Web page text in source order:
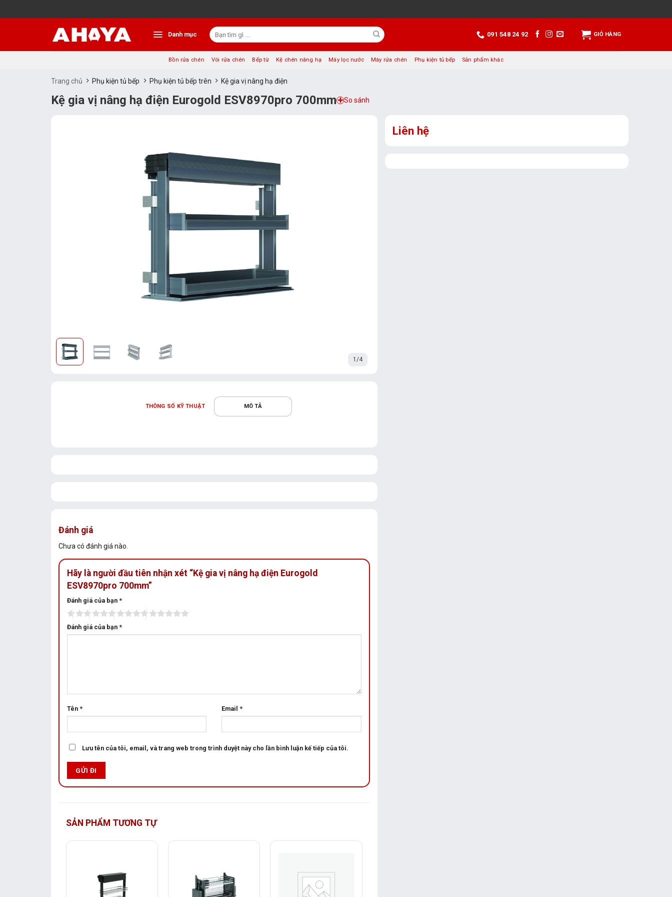
Danh mục
Tìm
kiếm:
091 548 24 92 GIỎ HÀNG
Bồn rửa chén Vòi rửa chén Bếp từ Kệ chén nâng hạ Máy lọc nước Máy rửa chén Phụ kiện tủ bếp Sản phẩm khác
Trang chủ Phụ kiện tủ bếp Phụ kiện tủ bếp trên Kệ gia vị nâng hạ điện
Kệ gia vị nâng hạ điện Eurogold ESV8970pro 700mm So sánh
1/4
THÔNG SỐ KỸ THUẬT MÔ TẢ
Đánh giá
Chưa có đánh giá nào.
Hãy là người đầu tiên nhận xét “Kệ gia vị nâng hạ điện Eurogold
ESV8970pro 700mm”
Đánh giá của bạn *
Đánh giá của bạn *
Tên * Email*
Lưu tên của tôi, email, và trang web trong trình duyệt này cho lần bình luận kế tiếp của tôi.
SẢN PHẨM TƯƠNG TỰ
Liên hệ